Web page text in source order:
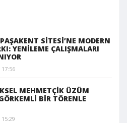
SİTESİ’NE MODERN
YENİLEME ÇALIŞMALARI
MEHMETÇİK ÜZÜM
BİR TÖRENLE